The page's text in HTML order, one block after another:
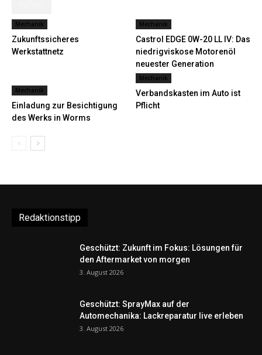
Mechanik
Zukunftssicheres
Werkstattnetz
Mechanik
Castrol EDGE 0W-20 LL IV: Das
niedrigviskose Motorenöl
neuester Generation
Mechanik
Einladung zur Besichtigung
des Werks in Worms
Mechanik
Verbandskasten im Auto ist
Pflicht
Redaktionstipp
Geschützt: Zukunft im Fokus: Lösungen für
den Aftermarket von morgen
3. August 2026
Geschützt: SprayMax auf der
Automechanika: Lackreparatur live erleben
3. August 2026